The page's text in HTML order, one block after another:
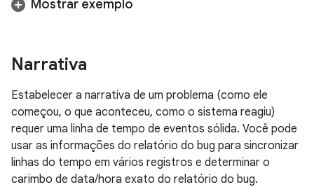
Mostrar exemplo
Narrativa
Estabelecer a narrativa de um problema (como ele
começou, o que aconteceu, como o sistema reagiu)
requer uma linha de tempo de eventos sólida. Você pode
usar as informações do relatório do bug para sincronizar
linhas do tempo em vários registros e determinar o
carimbo de data/hora exato do relatório do bug.